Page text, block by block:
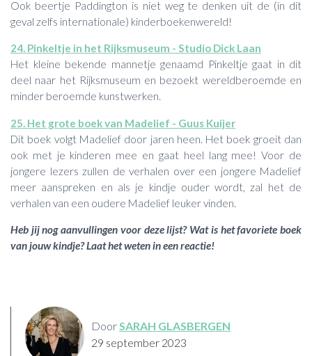
Ook beertje Paddington is niet weg te denken uit de (in dit
geval zelfs internationale) kinderboekenwereld!
24. Pinkeltje in het Rijksmuseum - Studio Dick Laan
Het kleine bekende mannetje genaamd Pinkeltje gaat in dit
deel naar het Rijksmuseum en bezoekt wereldberoemde en
minder beroemde kunstwerken.
25. Het grote boek van Madelief - Guus Kuijer
Dit boek volgt Madelief door jaren heen. Het boek groeit dan
ook met je kinderen mee en gaat heel lang mee! Voor de
jongere lezers zullen de verhalen over een jongere Madelief
meer aanspreken en als je kindje ouder wordt, zal het de
verhalen van een oudere Madelief leuker vinden.
Heb jij nog aanvullingen voor deze lijst? Wat is het favoriete boek
van jouw kindje? Laat het weten in een reactie!
Door SARAH GLASBERGEN
29 september 2023